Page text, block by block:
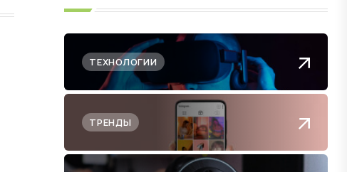
ТЕХНОЛОГИИ
ТРЕНДЫ